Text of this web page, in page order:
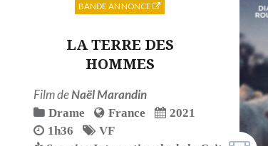
LA TERRE DES
HOMMES
Film deNaël Marandin
Drame France
2021
1h36
VF
BANDE ANNONCE